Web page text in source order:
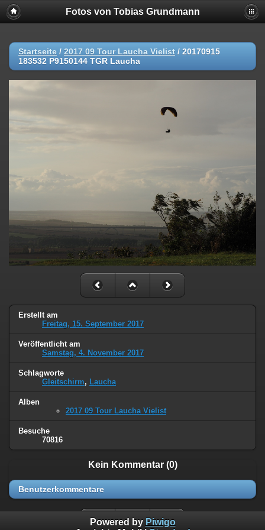
Fotos von Tobias Grundmann
Startseite / 2017 09 Tour Laucha Vielist / 20170915
183532 P9150144 TGR Laucha
Erstellt am
Freitag, 15. September 2017
Veröffentlicht am
Samstag, 4. November 2017
Schlagworte
Gleitschirm, Laucha
Alben
2017 09 Tour Laucha Vielist
Besuche
70816
Kein Kommentar (0)
Benutzerkommentare
Powered by Piwigo